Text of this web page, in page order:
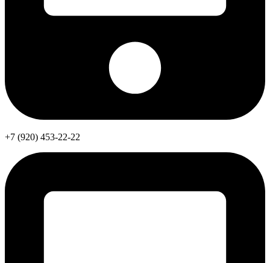
+7 (920) 453-22-22